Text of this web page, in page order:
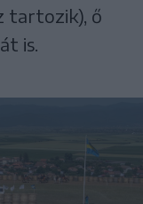
tartozik), ő
is.